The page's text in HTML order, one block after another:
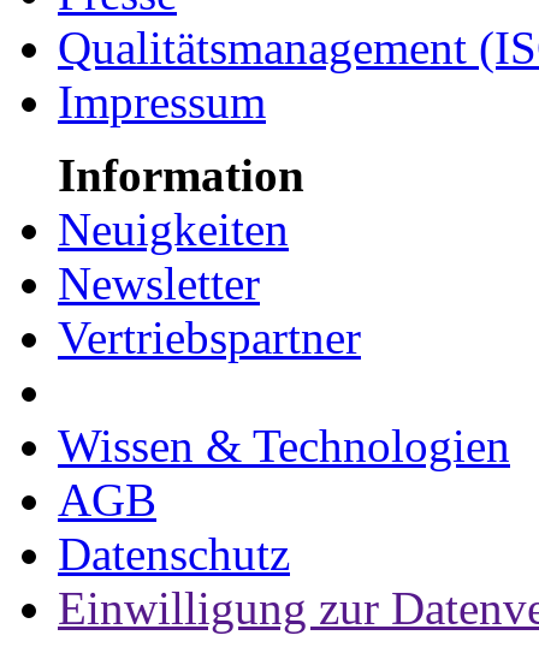
Qualitätsmanagement
Impressum
Information
Neuigkeiten
Newsletter
Vertriebspartner
Wissen & Technologien
AGB
Datenschutz
Einwilligung zur